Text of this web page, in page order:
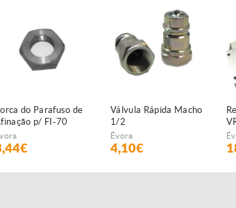
Válvula Rápida Macho
1/2
4,10€
Regulador Caudal Hid.
188,50€